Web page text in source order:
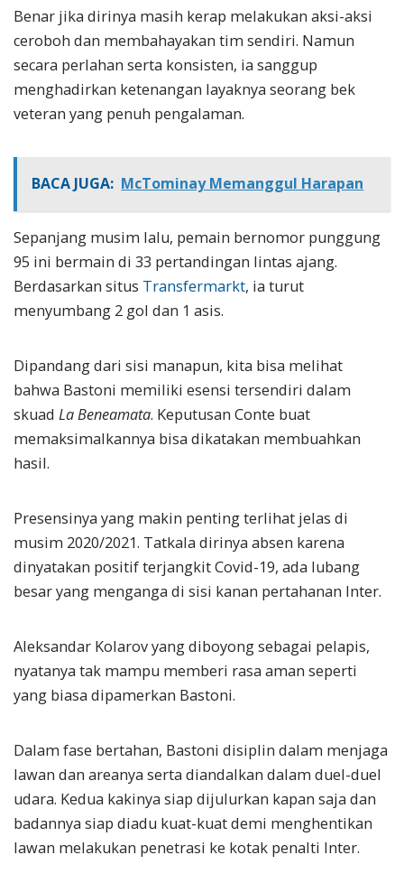
Benar jika dirinya masih kerap melakukan aksi-aksi
ceroboh dan membahayakan tim sendiri. Namun
secara perlahan serta konsisten, ia sanggup
menghadirkan ketenangan layaknya seorang bek
veteran yang penuh pengalaman.
BACA JUGA: McTominay Memanggul Harapan
Sepanjang musim lalu, pemain bernomor punggung
95 ini bermain di 33 pertandingan lintas ajang.
Berdasarkan situs Transfermarkt, ia turut
menyumbang 2 gol dan 1 asis.
Dipandang dari sisi manapun, kita bisa melihat
bahwa Bastoni memiliki esensi tersendiri dalam
skuad La Beneamata. Keputusan Conte buat
memaksimalkannya bisa dikatakan membuahkan
hasil.
Presensinya yang makin penting terlihat jelas di
musim 2020/2021. Tatkala dirinya absen karena
dinyatakan positif terjangkit Covid-19, ada lubang
besar yang menganga di sisi kanan pertahanan Inter.
Aleksandar Kolarov yang diboyong sebagai pelapis,
nyatanya tak mampu memberi rasa aman seperti
yang biasa dipamerkan Bastoni.
Dalam fase bertahan, Bastoni disiplin dalam menjaga
lawan dan areanya serta diandalkan dalam duel-duel
udara. Kedua kakinya siap dijulurkan kapan saja dan
badannya siap diadu kuat-kuat demi menghentikan
lawan melakukan penetrasi ke kotak penalti Inter.